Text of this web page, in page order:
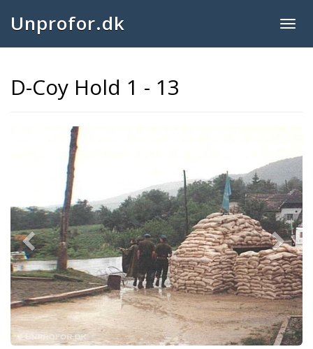
Unprofor.dk
D-Coy Hold 1 - 13